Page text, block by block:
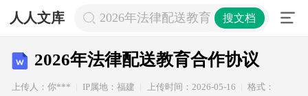
人人文库 2026年法律配送教育合作协议
搜文档
2026年法律配送教育合作协议
上传人：你*** IP属地：福建 上传时间：2026-05-16
格式：